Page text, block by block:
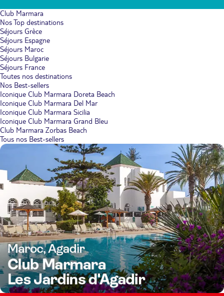
Club Marmara
Nos Top destinations
Séjours Grèce
Séjours Espagne
Séjours Maroc
Séjours Bulgarie
Séjours France
Toutes nos destinations
Nos Best-sellers
Iconique Club Marmara Doreta Beach
Iconique Club Marmara Del Mar
Iconique Club Marmara Sicilia
Iconique Club Marmara Grand Bleu
Club Marmara Zorbas Beach
Tous nos Best-sellers